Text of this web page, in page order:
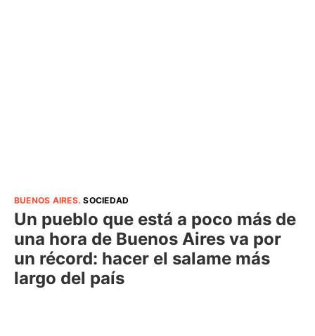
BUENOS AIRES.SOCIEDAD
Un pueblo que está a poco más de
una hora de Buenos Aires va por
un récord: hacer el salame más
largo del país